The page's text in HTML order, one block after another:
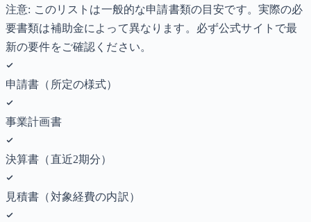
注意: このリストは一般的な申請書類の目安です。実際の必
要書類は補助金によって異なります。必ず公式サイトで最
新の要件をご確認ください。
申請書（所定の様式）
事業計画書
決算書（直近2期分）
見積書（対象経費の内訳）